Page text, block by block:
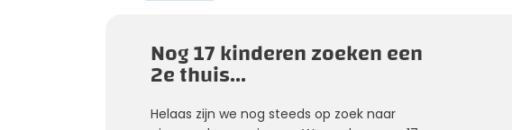
Nog 17 kinderen zoeken een
2e thuis...
Helaas zijn we nog steeds op zoek naar